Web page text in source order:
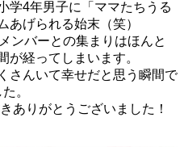
学4年男子に「ママたちうる
あげられる始末（笑）
ンバーとの集まりはほんと
が経ってしまいます。
さんいて幸せだと思う瞬間で
。
ありがとうございました！